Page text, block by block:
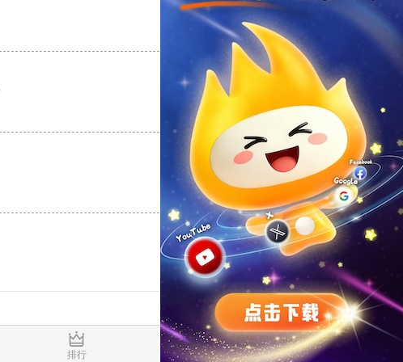
支持
反对 [0]
支持[0] 反对[0]
排行 推荐